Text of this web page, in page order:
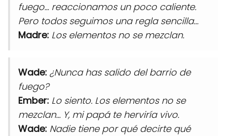
fuego... reaccionamos un poco caliente.
Pero todos seguimos una regla sencilla…
Madre: Los elementos no se mezclan.
Wade: ¿Nunca has salido del barrio de
fuego?
Ember: Lo siento. Los elementos no se
mezclan... Y, mi papá te herviría vivo.
Wade: Nadie tiene por qué decirte qué